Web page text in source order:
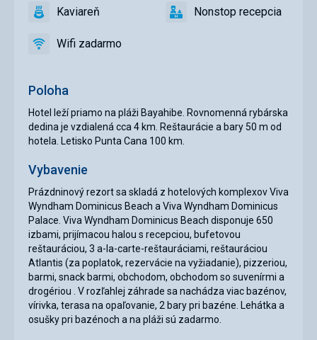
Poloha
Hotel leží priamo na pláži Bayahibe. Rovnomenná rybárska
dedina je vzdialená cca 4 km. Reštaurácie a bary 50 m od
hotela. Letisko Punta Cana 100 km.
Vybavenie
Prázdninový rezort sa skladá z hotelových komplexov Viva
Wyndham Dominicus Beach a Viva Wyndham Dominicus
Palace. Viva Wyndham Dominicus Beach disponuje 650
izbami, prijímacou halou s recepciou, bufetovou
reštauráciou, 3 a-la-carte-reštauráciami, reštauráciou
Atlantis (za poplatok, rezervácie na vyžiadanie), pizzeriou,
barmi, snack barmi, obchodom, obchodom so suvenírmi a
drogériou . V rozľahlej záhrade sa nachádza viac bazénov,
vírivka, terasa na opaľovanie, 2 bary pri bazéne. Lehátka a
osušky pri bazénoch a na pláži sú zadarmo.
KaviareňKaviareň
áno
NonstopNonstop recepcia
áno
Wifi
Wifi zadarmo
áno